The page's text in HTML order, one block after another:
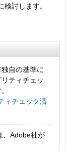
討します。
自の基準に
ティチェッ
ィチェック済
、Adobe社が